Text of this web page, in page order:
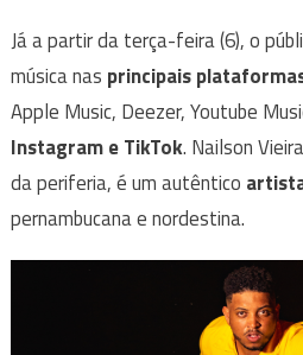
Já a partir da terça-feira (6), o
música nas principais
Apple Music, Deezer, Youtube
Instagram e TikTok. Nailson
da periferia, é um autêntico
pernambucana e nordestina.